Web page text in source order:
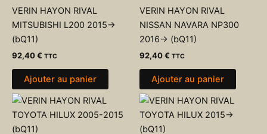
VERIN HAYON RIVAL
MITSUBISHI L200 2015->
(bQ11)
92,40€ TTC
Ajouter au panier
VERIN HAYON RIVAL
NISSAN NAVARA NP300
2016-> (bQ11)
92,40€ TTC
Ajouter au panier